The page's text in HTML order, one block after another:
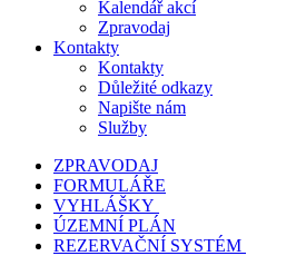
Kalendář akcí
Zpravodaj
Kontakty
Kontakty
Důležité odkazy
Napište nám
Služby
ZPRAVODAJ
FORMULÁŘE
VYHLÁŠKY
ÚZEMNÍ PLÁN
REZERVAČNÍ SYSTÉM